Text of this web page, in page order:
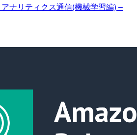
ナリティクス通信(機械学習編) –